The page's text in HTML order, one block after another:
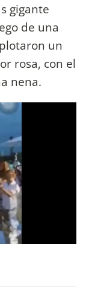
gigante
de una
un
rosa, con el
nena.